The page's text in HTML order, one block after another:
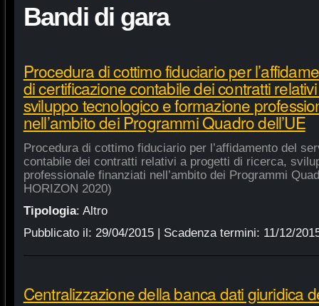
Bandi di gara
Procedura di cottimo fiduciario per
di certificazione contabile dei contratti
sviluppo tecnologico e formazione
nell’ambito dei Programmi Quadro dell’UE
Procedura di cottimo fiduciario per l’affidamento del
contabile dei contratti relativi a progetti di ricerca,
professionale finanziati nell’ambito dei Programmi
HORIZON 2020)
Tipologia: Altro
Pubblicato il: 29/04/2015| Scadenza termini: 11/12/
Centralizzazione della banca dati giuridica